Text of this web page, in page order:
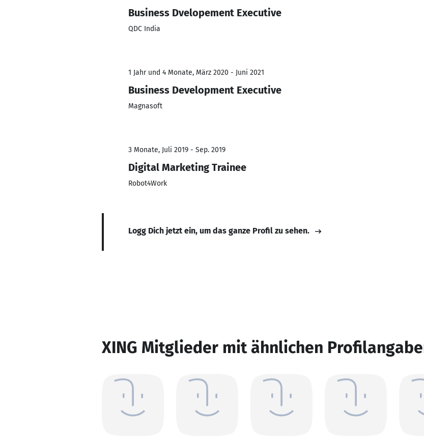
Business Dvelopement Executive
QDC India
1 Jahr und 4 Monate, März 2020 - Juni 2021
Business Development Executive
Magnasoft
3 Monate, Juli 2019 - Sep. 2019
Digital Marketing Trainee
Robot4Work
Logg Dich jetzt ein, um das ganze Profil zu sehen.
XING Mitglieder mit ähnlichen